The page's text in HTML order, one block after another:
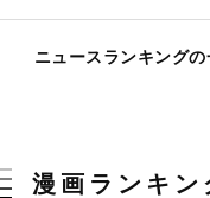
ニュースランキング
漫画ランキン